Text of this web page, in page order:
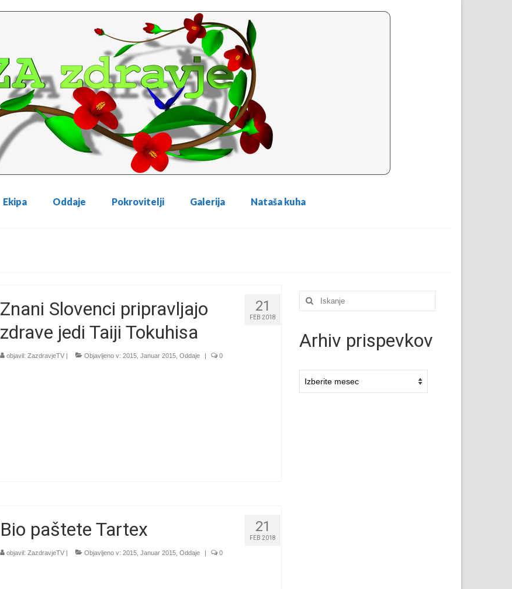
Ekipa Oddaje Pokrovitelji Galerija Nataša kuha
21
FEB 2018
Znani Slovenci pripravljajo
zdrave jedi Taiji Tokuhisa
objavil: ZazdravjeTV| Objavljeno v: 2015, Januar 2015, Oddaje | 0
21
FEB 2018
Bio paštete Tartex
objavil: ZazdravjeTV| Objavljeno v: 2015, Januar 2015, Oddaje | 0
Išči:
Arhiv prispevkov